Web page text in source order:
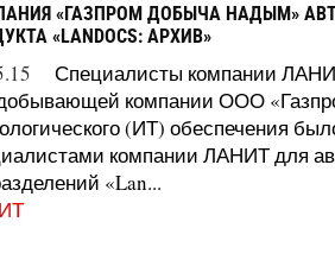
«ГАЗПРОМ ДОБЫЧА НАДЫМ»
«LANDOCS: АРХИВ»
Специалисты компании
компании ООО
(ИТ) обеспечения
компании ЛАНИТ для
«Lan...